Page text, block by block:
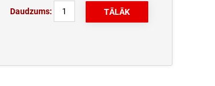
Daudzums: